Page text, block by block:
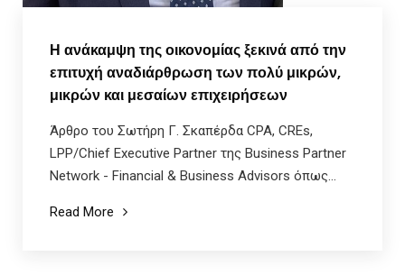
Η ανάκαμψη της οικονομίας ξεκινά από την
επιτυχή αναδιάρθρωση των πολύ μικρών,
μικρών και μεσαίων επιχειρήσεων
Άρθρο του Σωτήρη Γ. Σκαπέρδα CPA, CREs,
LPP/Chief Executive Partner της Business Partner
Network - Financial & Business Advisors όπως...
Read More